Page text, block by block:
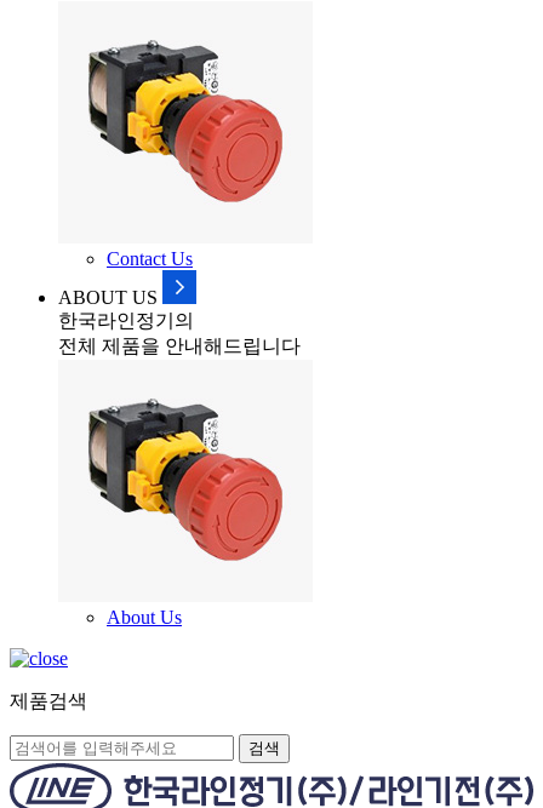
Contact Us
ABOUT US
한국라인정기의
전체 제품을 안내해드립니다
About Us
제품검색
검색